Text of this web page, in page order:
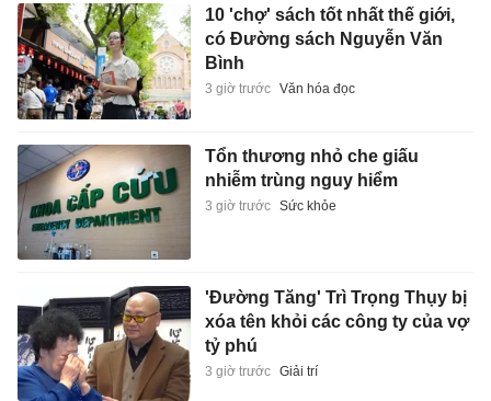
10 'chợ' sách tốt nhất thế giới,
có Đường sách Nguyễn Văn
Bình
3 giờ trước Văn hóa đọc
Tổn thương nhỏ che giấu
nhiễm trùng nguy hiểm
3 giờ trước Sức khỏe
'Đường Tăng' Trì Trọng Thụy bị
xóa tên khỏi các công ty của vợ
tỷ phú
3 giờ trước Giải trí